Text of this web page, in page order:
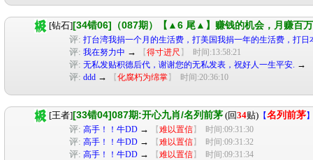
[钻石][34错06]（087期）【▲6 尾▲】赚钱的机会，月赚百
评: 打台湾我捐一个月的生活费，打美国我捐一年的生活费，打
评: 我在努力中 → 【得寸进尺 】 时间:13:58:21
评: 无私发贴积德后代，谢谢您的无私发表，祝好人一生平安. →
评: ddd → 【化腐朽为绵掌】 时间:20:36:10
[王者][33错04]087期:开心九肖/名列前茅 (回34贴) 【名列前茅
评: 高手！！牛DD → 【难以置信】 时间:09:31:30
评: 高手！！牛DD → 【难以置信】 时间:09:31:32
评: 高手！！牛DD → 【难以置信】 时间:09:31:34